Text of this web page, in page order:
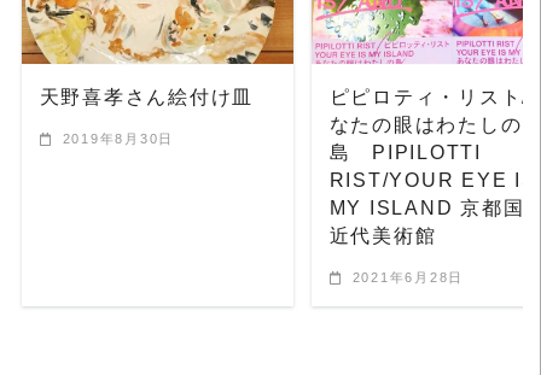
天野喜孝さん絵付け皿
2019年8月30日
ピピロティ・リスト/
なたの眼はわたしの
島 PIPILOTTI
RIST/YOUR EYE IS
MY ISLAND 京都国
近代美術館
2021年6月28日